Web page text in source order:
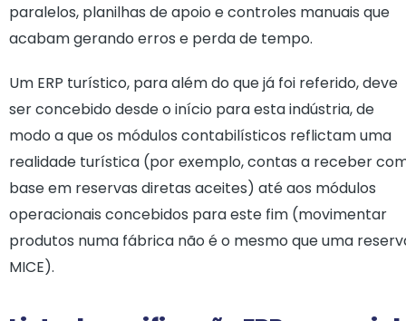
paralelos, planilhas de apoio e controles manuais que
acabam gerando erros e perda de tempo.
Um ERP turístico, para além do que já foi referido, deve
ser concebido desde o início para esta indústria, de
modo a que os módulos contabilísticos reflictam uma
realidade turística (por exemplo, contas a receber
base em reservas diretas aceites) até aos módulos
operacionais concebidos para este fim (movimentar
produtos numa fábrica não é o mesmo que uma
MICE).